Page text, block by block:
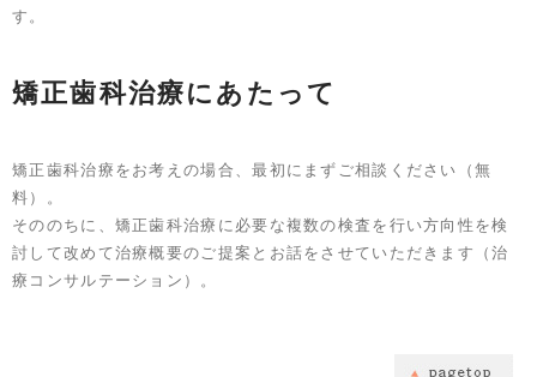
す。
矯正歯科治療にあたって
矯正歯科治療をお考えの場合、最初にまずご相談ください（無
料）。
そののちに、矯正歯科治療に必要な複数の検査を行い方向性を検
討して改めて治療概要のご提案とお話をさせていただきます（治
療コンサルテーション）。